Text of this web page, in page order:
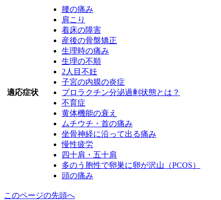
適応症状
腰の痛み
肩こり
着床の障害
産後の骨盤矯正
生理時の痛み
生理の不順
2人目不妊
子宮の内膜の炎症
プロラクチン分泌過剰状態とは？
不育症
黄体機能の衰え
ムチウチ・首の痛み
坐骨神経に沿って出る痛み
慢性疲労
四十肩・五十肩
多のう胞性で卵巣に卵が沢山（PCOS）
頭の痛み
このページの先頭へ